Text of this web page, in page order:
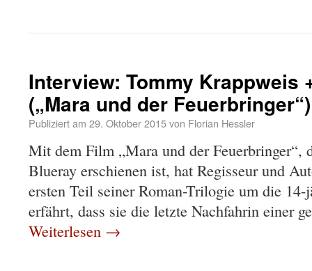
Interview: Tommy Krappweis
(„Mara und der Feuerbringer“)
Publiziert am 29. Oktober 2015von Florian Hessler
Mit dem Film „Mara und der Feuerbringer“,
Blueray erschienen ist, hat Regisseur und
ersten Teil seiner Roman-Trilogie um die
erfährt, dass sie die letzte Nachfahrin einer
Weiterlesen →